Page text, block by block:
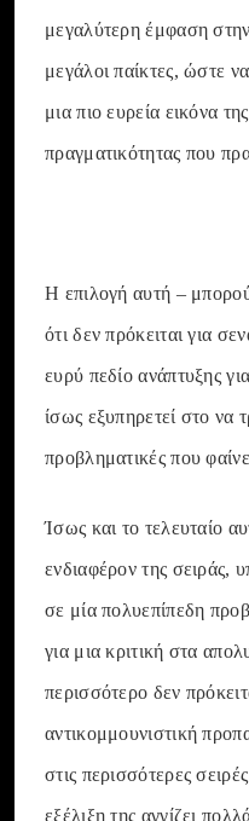
μεγαλύτερη έμφαση
μεγάλοι παίκτες, ώστε
μια πιο ευρεία εικόνα
πραγματικότητας που
Η επιλογή αυτή –
ότι δεν πρόκειται για
ευρύ πεδίο ανάπτυξης
ίσως εξυπηρετεί στο να
προβληματικές που
Ίσως και το τελευταίο
ενδιαφέρον της σειράς,
σε μία πολυεπίπεδη
για μια κριτική στα
περισσότερο δεν
αντικομμουνιστική
στις περισσότερες
εξέλιξη της αγγίζει